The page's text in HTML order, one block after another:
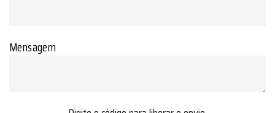
Mensagem